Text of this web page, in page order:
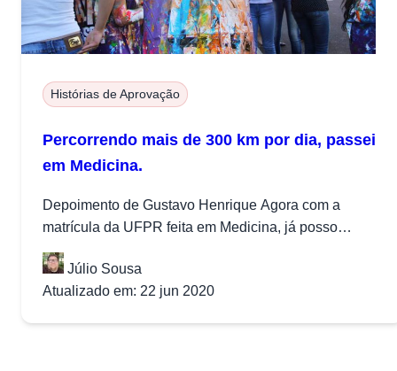
Histórias de Aprovação
Percorrendo mais de 300 km por dia, passei
em Medicina.
Depoimento de Gustavo Henrique Agora com a
matrícula da UFPR feita em Medicina, já posso
escrever aliviado e realizado como...
Júlio Sousa
Atualizado em: 22 jun 2020